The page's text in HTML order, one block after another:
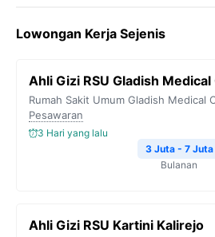
Lowongan Kerja Sejenis
Ahli Gizi RSU Gladish
Rumah Sakit Umum Gladish Medical
Pesawaran
3 Hari yang lalu
3 Juta - 7 Juta
Bulanan
Ahli Gizi RSU Kartini Kalirejo